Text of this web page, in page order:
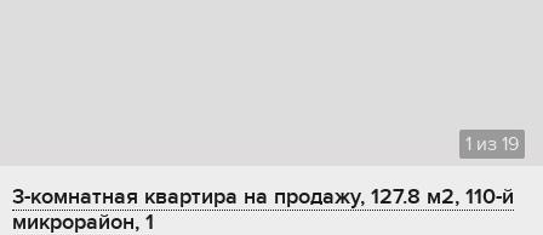
1 из 19
3-комнатная квартира на продажу, 127.8 м2, 110-й
микрорайон, 1